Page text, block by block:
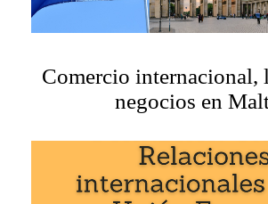
Comercio internacional,
negocios en